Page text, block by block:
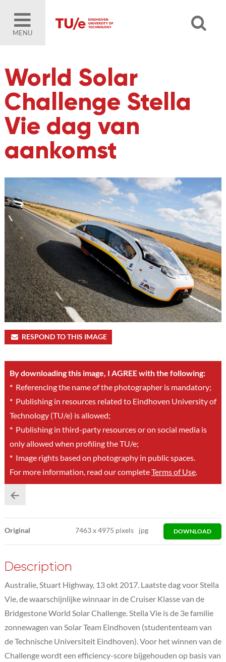
MENU
World Solar
Challenge Stella
Vie dag van
aankomst
RESPOND TO THIS IMAGE
By downloading this image, I AGREE with the following:
*Referencing the name of the photographer is mandatory;
*Publishing in resources related to Eindhoven University of
Technology (TU/e) is allowed;
*Publishing in third-party resources or on social media is
only allowed when profiling the TU/e;
*Image rights based on photography in public spaces.
For more information, read our completeTerms of Use.
Original 7463x4975 pixels jpg DOWNLOAD
Description
Australie, Stuart Highway, 13 okt 2017. Laatste dag voor Stella
Vie, de waarschijnlijke winnaar in de Cruiser Klasse van de
Bridgestone World Solar Challenge. Stella Vie is de 3e familie
zonnewagen van Solar Team Eindhoven (studententeam van
de Technische Universiteit Eindhoven). Voor het winnen van de
Challenge wordt een efficiency-score bijgehouden op basis van